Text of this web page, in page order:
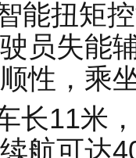
能扭矩
员失能
性，乘
长11米
航可达